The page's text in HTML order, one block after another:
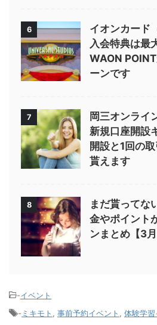
6
イオンカード
入会特典は
WAON
ーンです
7
岡三オンライ
新規口座開設
開設と1回の
貰えます
8
まだ貰ってな
金やポイント
ンまとめ【3月
-イベント
- ミキモト 事前予約イベント 体験学習